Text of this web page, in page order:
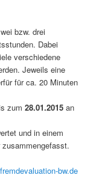
bzw. drei
Dabei
verschiedene
Jeweils eine
für ca. 20 Minuten
zum28.01.2015 an
und in einem
bw.de